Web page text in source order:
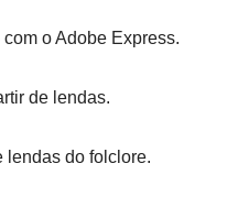
o Adobe Express.
de lendas.
lendas do folclore.